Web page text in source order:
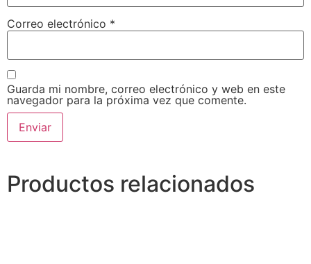
Correo electrónico *
Guarda mi nombre, correo electrónico y web en este
navegador para la próxima vez que comente.
Productos relacionados